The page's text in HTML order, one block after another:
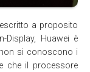
a proposito
Display, Huawei è
si conoscono i
che il processore